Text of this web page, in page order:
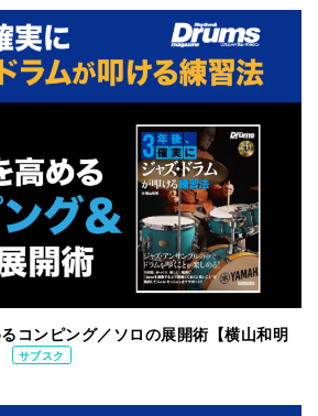
コンピング／ソロの展開術【横山和明
サブスク